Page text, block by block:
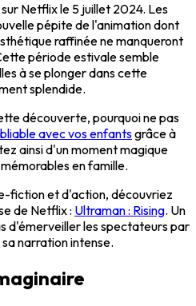
Netflix le 5 juillet 2024. Les
pépite de l'animation dont
raffinée ne manqueront
période estivale semble
à se plonger dans cette
splendide.
découverte, pourquoi ne pas
avec vos enfantsgrâce à
ainsi d'un moment magique
en famille.
fiction et d'action, découvriez
de Netflix : Ultraman : Rising. Un
d'émerveiller les spectateurs par
narration intense.